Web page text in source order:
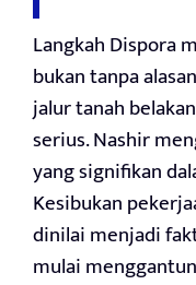
Langkah Dispora
bukan tanpa
jalur tanah
serius. Nashir
yang signifikan
Kesibukan
dinilai menjadi
mulai